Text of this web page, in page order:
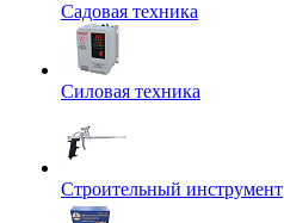
Садовая техника
Силовая техника
Строительный инструмент